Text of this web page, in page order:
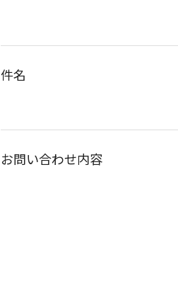
件名
お問い合わせ内容